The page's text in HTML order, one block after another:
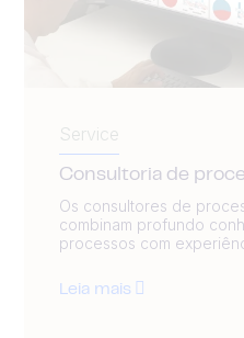
Service
Consultoria de
Os consultores de
combinam profundo
processos com
Leia mais